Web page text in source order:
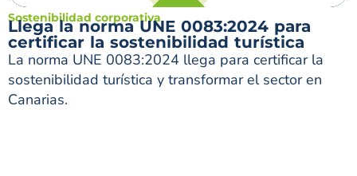
Sostenibilidad corporativa
Llega la norma UNE 0083:2024 para
certificar la sostenibilidad turística
La norma UNE 0083:2024 llega para certificar la
sostenibilidad turística y transformar el sector en
Canarias.